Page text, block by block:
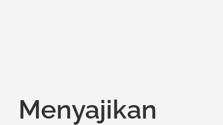
Menyajikan